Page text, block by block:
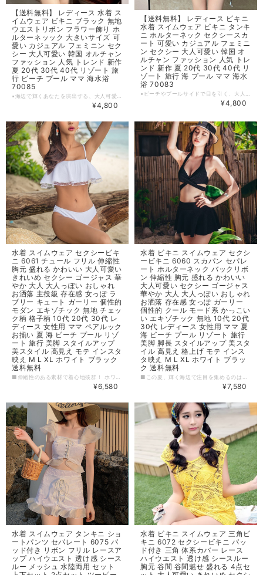
【送料無料】 レディース 水着 ス
イムウェア ビキニ ブラック 無地
ウエストリボン フラワー飾り ホ
ルターネッック 大きいサイズ 可
愛い カジュアル フェミニン セク
シー 大人可愛い 韓国 オルチャン
ファッション 人気 トレンド 新作
夏 20代 30代 40代 リゾート 旅
行 ビーチ プール ママ 海水浴
70085
▪海辺で輝くあなたを演出する、大人可愛いビキニが登場しました！ブラックの無地にウエストリボンのフラワー飾りが、フェミニンでセクシーな魅力を引き立てます。ホルターネックのデザインで、胸元も美しくスタイリッシュに。 ▪夏のリゾートや海水浴、プールやビーチでのアクティビティにぴったり。この夏、あなたもビキニで自信を持ち、輝いてみませんか？ 【カラー】 ブラック 【サイズ】 S 身長：153～163cm 体重：44.5‐50kg バスト：70ABC 80-84cm ウエスト：54.54‐66.66cm M 身長：155～170cm 体重：50‐56kg バスト：75ABC 85-89cm ウエスト：60.6‐66.66cm L 身長：158～170cm 体重：56.5‐62.5kg バスト：80ABC 90-94cm ウエスト：66.66-72.72cm ※1~3cmの誤差がある場合がございます。 ※※※ご購入前に以下を必ずお読みください※※※ この度は数ある中から当ショップを訪問していただきありがとうございます。 【 wintmomo 】は流行をいち早く取り入れたファッションをお値打ち価格で提供するお店です！ 毎日楽しく着ることのできるお洋服を取りそろえています。 気持ちの良い取引・商品に満足して頂きたいため、誠にご面倒をおかけしますが、以下の注意点をご覧くださいますよう、お願いいたします。 【商品・送料について】 ・お手持ちのパソコン・スマートフォン・携帯の画面により商品のお色に若干の差がございます。 ・サイズは買い付け先の生産表記です。測り方により1-3cmほど誤差がある場合がございます。 ・北海道、沖縄、離島は送料プラス2500円頂戴しております。 【納期について】 ・お取り寄せ商品のため、2-3週間程お時間頂いております。 更にお時間かかる場合もございますので、余裕をもってご注文いただきますようお願いします。 在庫切れ、生産中止の商品につきましてはキャンセルさせていただく場合がございます。 何卒ご了承くださいませ。 【返品について】 ・ご注文後のキャンセル・内容変更はお受けできません。 ・品到着後に関して、サイズ変更、カラーやイメージが違う、実寸が違う等を気にされる方のクレーム、返品、交換は一切お受けしておりません。(破れ等の初期不良は除きます) 【ご連絡について】 ・ショップご利用時にあたりご案内やお取り寄せ状況をメールにてさせていただいております。 （
¥4,800
【送料無料】 レディース ビキニ
水着 スイムウェア ビキニ タンキ
ニ ホルターネック セクシースカ
ート 可愛い カジュアル フェミニ
ン セクシー 大人可愛い 韓国 オ
ルチャン ファッション 人気 トレ
ンド 新作 夏 20代 30代 40代 リ
ゾート 旅行 海 プール ママ 海水
浴 70083
▪ビーチやプールサイドで目を引く、大人可愛いビキニセットが登場！ホルターネックやセクシースカートが女性らしさを引き立て、どんなシーンでも魅力を放ちます。タンキニのデザインで、ヒップラインもカバーしつつ、華やかさを演出します。 ▪夏の思い出作りに、このビキニセットをぜひお楽しみください。 【カラー】 ライトブルー 【サイズ】 M 身長：150‐160cm 体重：42‐51㎏ カップ : A-B ウエスト：25‐27インチ L 身長：155‐1cm 体重：50‐57kg カップ : A-B‐C ウエスト：27‐29インチ XL 身長：160‐170cm 体重：57‐64kg バスト : A-B‐C ウエスト：29‐32インチ ※1~3cmの誤差がある場合がございます。 ※※※ご購入前に以下を必ずお読みください※※※ この度は数ある中から当ショップを訪問していただきありがとうございます。 【 wintmomo 】は流行をいち早く取り入れたファッションをお値打ち価格で提供するお店です！ 毎日楽しく着ることのできるお洋服を取りそろえています。 気持ちの良い取引・商品に満足して頂きたいため、誠にご面倒をおかけしますが、以下の注意点をご覧くださいますよう、お願いいたします。 【商品・送料について】 ・お手持ちのパソコン・スマートフォン・携帯の画面により商品のお色に若干の差がございます。 ・サイズは買い付け先の生産表記です。測り方により1-3cmほど誤差がある場合がございます。 ・北海道、沖縄、離島は送料プラス2500円頂戴しております。 【納期について】 ・お取り寄せ商品のため、2-3週間程お時間頂いております。 更にお時間かかる場合もございますので、余裕をもってご注文いただきますようお願いします。 在庫切れ、生産中止の商品につきましてはキャンセルさせていただく場合がございます。 何卒ご了承くださいませ。 【返品について】 ・ご注文後のキャンセル・内容変更はお受けできません。 ・品到着後に関して、サイズ変更、カラーやイメージが違う、実寸が違う等を気にされる方のクレーム、返品、交換は一切お受けしておりません。(破れ等の初期不良は除きます) 【ご連絡について】 ・ショップご利用時にあたりご案内やお取り寄せ状況をメールにてさせていただいております。 （
¥4,800
水着 スイムウェア セクシービキ
ニ 6061 チュール フリル 伸縮性
胸元 盛れる かわいい 大人可愛い
きれいめ セクシー ゴージャス 華
やか 大人 大人っぽい おしゃれ
お洒落 主役級 存在感 女っぽ ラ
ブリー キュート ガーリー 個性的
モダン エキゾチック 無地 チェッ
ク柄 格子柄 10代 20代 30代 レ
ディース 女性用 ママ ペアルック
お揃い 夏 海 ビーチ プール リゾ
ート 旅行 美脚 スタイルアップ
美スタイル 高見え モテ インスタ
映え M L XL ホワイト ブラック
送料無料
■伸縮性のある素材で着心地抜群！ ホワイトやブラックの無地から、チェック柄や格子柄などの個性的なプリントまでバリエーション豊富に取り揃えています。 ■この夏、素敵な水着で自分を彩りましょう。送料無料ですので、是非当店からご購入ください。 【カラー】 ホワイト,ブラック,チェック 【サイズ】 M ウェスト：63－73cm ヒップ：80－88cm バストトップ：77－87cm アンダーバスト：67－75cm L ウェスト：68－78cm ヒップ：85－93cm バストトップ：82－92cm アンダーバスト：72－80cm XL ウェスト：73－83cm ヒップ：90－98cm バストトップ：87－97cm アンダーバスト：77－85cm ※※※ご購入前に以下を必ずお読みください※※※ この度は数ある中から当ショップを訪問していただきありがとうございます。 【 wintmomo 】は流行をいち早く取り入れたファッションをお値打ち価格で提供するお店です！ 毎日楽しく着ることのできるお洋服を取りそろえています。 気持ちの良い取引・商品に満足して頂きたいため、誠にご面倒をおかけしますが、以下の注意点をご覧くださいますよう、お願いいたします。 【商品・送料について】 ・お手持ちのパソコン・スマートフォン・携帯の画面により商品のお色に若干の差がございます。 ・サイズは買い付け先の生産表記です。測り方により1-3cmほど誤差がある場合がございます。 ・北海道、沖縄、離島は送料プラス2500円頂戴しております。 【納期について】 ・お取り寄せ商品のため、2-3週間程お時間頂いております。 更にお時間かかる場合もございますので、余裕をもってご注文いただきますようお願いします。 在庫切れ、生産中止の商品につきましてはキャンセルさせていただく場合がございます。 何卒ご了承くださいませ。 【返品について】 ・ご注文後のキャンセル・内容変更はお受けできません。 ・品到着後に関して、サイズ変更、カラーやイメージが違う、実寸が違う等を気にされる方のクレーム、返品、交換は一切お受けしておりません。(破れ等の初期不良は除きます) 【ご連絡について】 ・ショップご利用時にあたりご案内やお取り寄せ状況をメールにてさせていただいております。 （
¥6,580
水着 ビキニ スイムウェア セクシ
ービキニ 6060 スカパン セパレ
ート ホルターネック バックリボ
ン 伸縮性 胸元 盛れる かわいい
大人可愛い セクシー ゴージャス
華やか 大人 大人っぽい おしゃれ
お洒落 存在感 女っぽ ガーリー
個性的 クール モード系 かっこい
い エキゾチック 無地 10代 20代
30代 レディース 女性用 ママ 夏
海 ビーチ プール リゾート 旅行
美脚 脚長 スタイルアップ 美スタ
イル 高見え 格上げ モテ インス
タ映え M L XL ホワイト ブラッ
ク 送料無料
■この夏、輝く海辺で注目を集めるのはキュートでセクシーなビキニ。そんな中で、特別な日をグッと引き立てるのが当店自慢の「 スカパン セパレート ホルターネック バックリボン」です。 ■伸縮性のある生地で、胸元をメリハリ良く盛り上げるデザインが魅力。ホルターネックの細いストラップで、女性らしい印象を与えます。 他にはないデザインを探しているあなたにぴったりな、個性的でおしゃれな一着です。 【カラー】 ブラック,ホワイト 【サイズ】 M ウェスト：63－73cm ヒップ：80－88cm バストトップ：77－87cm アンダーバスト：67－75cm L ウェスト：68－78cm ヒップ：85－93cm バストトップ：82－92cm アンダーバスト：72－80cm XL ウェスト：73－83cm ヒップ：90－98cm バストトップ：87－97cm アンダーバスト：77－85cm ※※※ご購入前に以下を必ずお読みください※※※ この度は数ある中から当ショップを訪問していただきありがとうございます。 【 wintmomo 】は流行をいち早く取り入れたファッションをお値打ち価格で提供するお店です！ 毎日楽しく着ることのできるお洋服を取りそろえています。 気持ちの良い取引・商品に満足して頂きたいため、誠にご面倒をおかけしますが、以下の注意点をご覧くださいますよう、お願いいたします。 【商品・送料について】 ・お手持ちのパソコン・スマートフォン・携帯の画面により商品のお色に若干の差がございます。 ・サイズは買い付け先の生産表記です。測り方により1-3cmほど誤差がある場合がございます。 ・北海道、沖縄、離島は送料プラス2500円頂戴しております。 【納期について】 ・お取り寄せ商品のため、2-3週間程お時間頂いております。 更にお時間かかる場合もございますので、余裕をもってご注文いただきますようお願いします。 在庫切れ、生産中止の商品につきましてはキャンセルさせていただく場合がございます。 何卒ご了承くださいませ。 【返品について】 ・ご注文後のキャンセル・内容変更はお受けできません。 ・品到着後に関して、サイズ変更、カラーやイメージが違う、実寸が違う等を気にされる方のクレーム、返品、交換は一切お受けしておりません。(破れ等の初期不良は除きます) 【ご連絡について】 ・ショップご利用時にあたりご案内やお取り寄せ状況をメールにてさせていただいております。 （
¥7,580
水着 スイムウェア タンキニ ショ
ートパンツ セパレート 6075 パ
ッド付き リボン フリル レースア
ップ ハイウエスト 透け感 シース
ルー メッシュ 水陸両用 セット
水着 ビキニ スイムウェア 三角ビ
キニ 6072 セクシービキニ パッ
ド付き 三角 体系カバー レース
ハイウエスト 透け感 シースルー
胸元 谷間 谷間魅せ 盛れる 4点セ